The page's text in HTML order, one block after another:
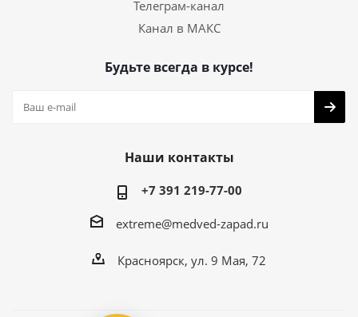
Телеграм-канал
Канал в МАКС
Будьте всегда в курсе!
Наши контакты
+7 391 219-77-00
extreme@medved-zapad.ru
Красноярск, ул. 9 Мая, 72